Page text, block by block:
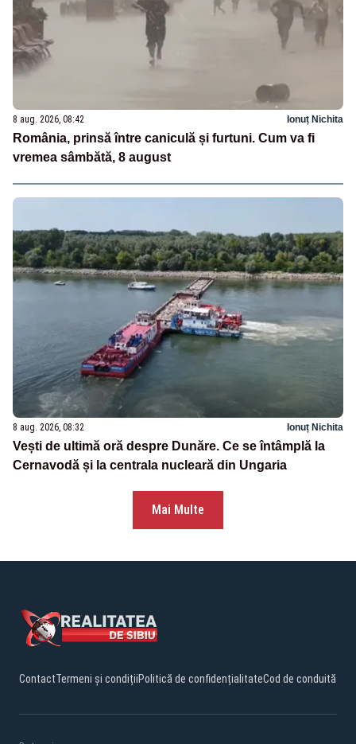
8 aug. 2026, 08:42 Ionuț Nichita
România, prinsă între caniculă și furtuni. Cum va fi
vremea sâmbătă, 8 august
8 aug. 2026, 08:32 Ionuț Nichita
Vești de ultimă oră despre Dunăre. Ce se întâmplă la
Cernavodă și la centrala nucleară din Ungaria
Mai Multe
ContactTermeni și condițiiPolitică de confidențialitateCod de conduită